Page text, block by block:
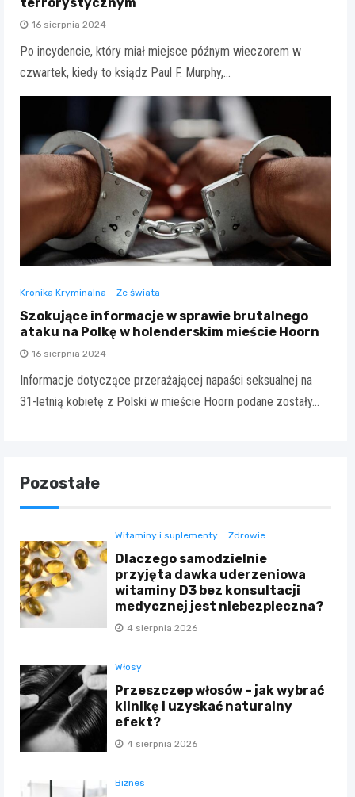
16 sierpnia 2024
Po incydencie, który miał miejsce późnym wieczorem w
czwartek, kiedy to ksiądz Paul F. Murphy,…
Kronika Kryminalna Ze świata
Szokujące informacje w sprawie brutalnego
ataku na Polkę w holenderskim mieście Hoorn
16 sierpnia 2024
Informacje dotyczące przerażającej napaści seksualnej na
31-letnią kobietę z Polski w mieście Hoorn podane zostały…
Pozostałe
Witaminy i suplementy Zdrowie
Dlaczego samodzielnie
przyjęta dawka uderzeniowa
witaminy D3 bez konsultacji
medycznej jest niebezpieczna?
4 sierpnia 2026
Włosy
Przeszczep włosów – jak wybrać
klinikę i uzyskać naturalny
efekt?
4 sierpnia 2026
Biznes